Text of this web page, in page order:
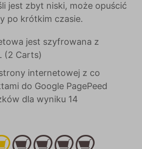
jest zbyt niski, może opuścić
po krótkim czasie.
jest szyfrowana z
(2 Carts)
internetowej z co
do Google PagePeed
dla wyniku 14